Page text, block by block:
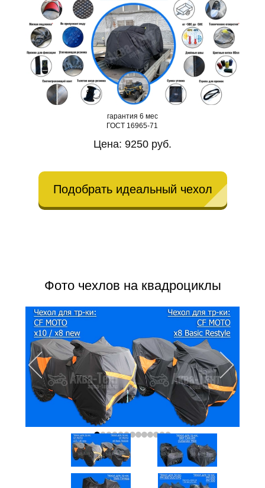
гарантия 6 мес
ГОСТ 16965-71
Цена: 9250 руб.
Подобрать идеальный чехол
Фото чехлов на квадроциклы